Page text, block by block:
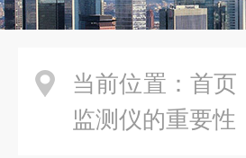
当前位置： 首页
监测仪的重要性